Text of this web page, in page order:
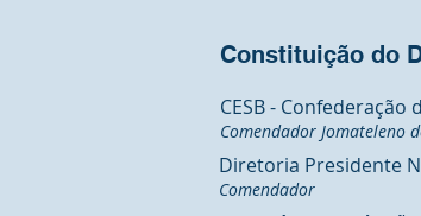
Constituição do
CESB - Confederação
Comendador Jomateleno
Diretoria Presidente
Comendador